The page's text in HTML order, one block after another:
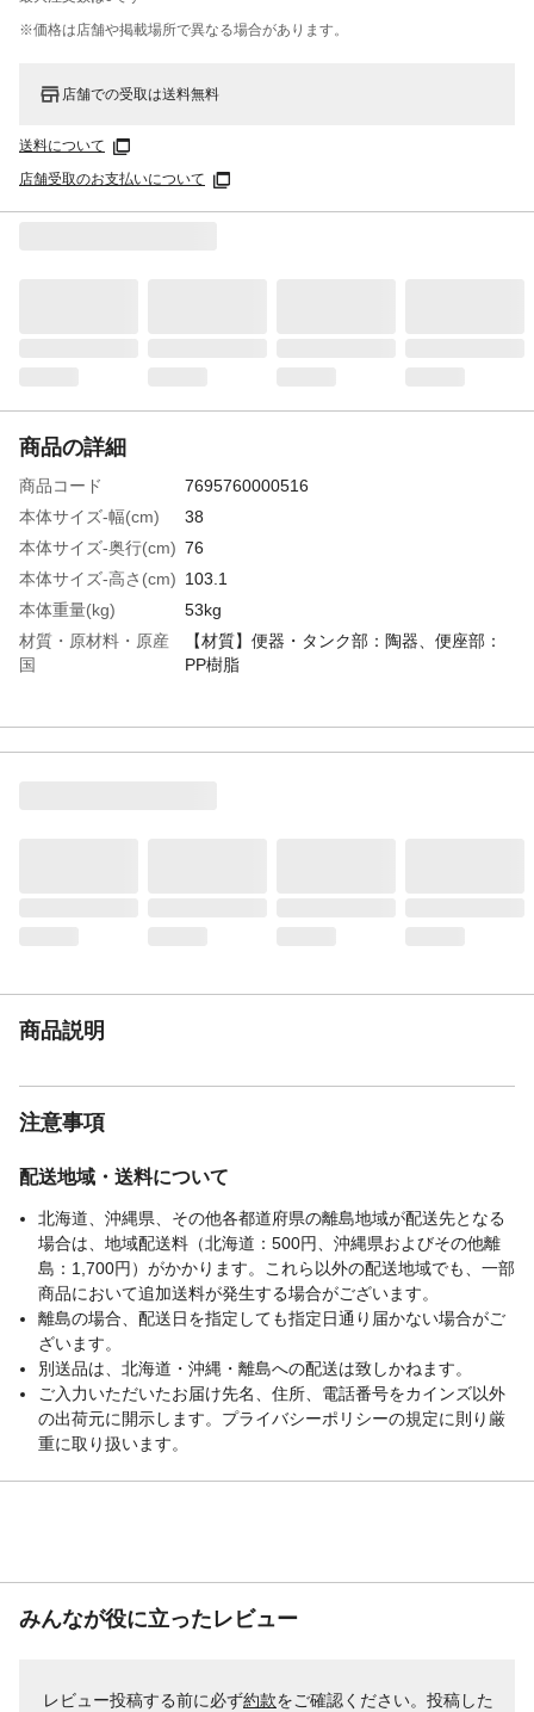
※価格は​店舗や​掲載場所で​異なる​場合が​あります。
店舗での受取は送料無料
送料について
店舗受取のお支払いについて
商品の詳細
商品コード
7695760000516
本体サイズ-幅(cm)
38
本体サイズ-奥行(cm) 76
本体サイズ-高さ(cm) 103.1
本体重量(kg)
53kg
材質・原材料・原産
国
【材質】便器・タンク部：陶器、便座部：
PP樹脂
格を持った施工業者にご依頼ください●お客
す。
注意事項
●メーカーの在庫が無い場合がございます。
その際の納期遅延についてはご連絡いたし
ます。●製品の仕様・規格につきましては必
ずメーカーのホームページ等をご確認いた
だいてからご注文ください。●掲載の写真は
イメージ画像です。型番と色や仕様が多少
商品説明
注意事項
配送地域・送料について
北海道、沖縄県、その他各都道府県の離島地域が配送先となる
場合は、地域配送料（北海道：500円、沖縄県およびその他離
島：1,700円）がかかります。これら以外の配送地域でも、一部
商品において追加送料が発生する場合がございます。
離島の場合、配送日を指定しても指定日通り届かない場合がご
ざいます。
別送品は、北海道・沖縄・離島への配送は致しかねます。
ご入力いただいたお届け先名、住所、電話番号をカインズ以外
の出荷元に開示します。プライバシーポリシーの規定に則り厳
重に取り扱います。
みんなが役に立ったレビュー
レビュー投稿する前に必ず約款をご確認ください。投稿した